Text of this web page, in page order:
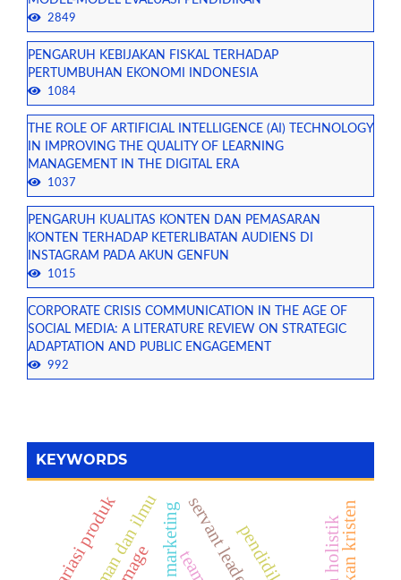
2849
PENGARUH KEBIJAKAN FISKAL TERHADAP
PERTUMBUHAN EKONOMI INDONESIA
1084
THE ROLE OF ARTIFICIAL INTELLIGENCE (AI) TECHNOLOGY
IN IMPROVING THE QUALITY OF LEARNING
MANAGEMENT IN THE DIGITAL ERA
1037
PENGARUH KUALITAS KONTEN DAN PEMASARAN
KONTEN TERHADAP KETERLIBATAN AUDIENS DI
INSTAGRAM PADA AKUN GENFUN
1015
CORPORATE CRISIS COMMUNICATION IN THE AGE OF
SOCIAL MEDIA: A LITERATURE REVIEW ON STRATEGIC
ADAPTATION AND PUBLIC ENGAGEMENT
992
KEYWORDS
iman dan ilmu
variasi produk